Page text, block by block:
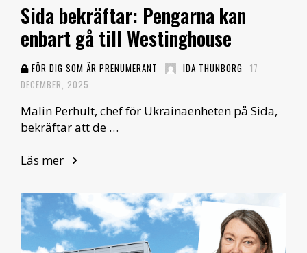
Sida bekräftar: Pengarna kan
enbart gå till Westinghouse
FÖR DIG SOM ÄR PRENUMERANT IDA THUNBORG 17
DECEMBER, 2025
Malin Perhult, chef för Ukrainaenheten på Sida,
bekräftar att de …
Läs mer